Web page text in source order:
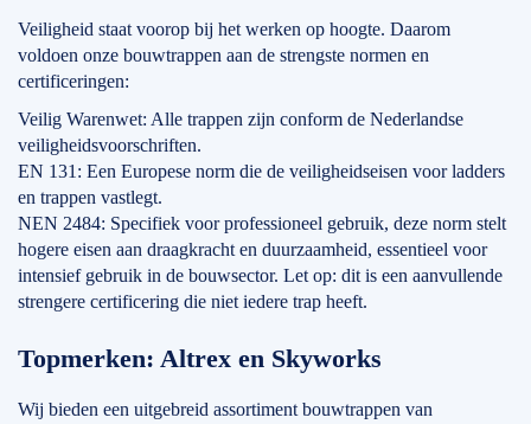
Veiligheid staat voorop bij het werken op hoogte. Daarom
voldoen onze bouwtrappen aan de strengste normen en
certificeringen:
Veilig Warenwet: Alle trappen zijn conform de Nederlandse
veiligheidsvoorschriften.
EN 131: Een Europese norm die de veiligheidseisen voor ladders
en trappen vastlegt.
NEN 2484: Specifiek voor professioneel gebruik, deze norm stelt
hogere eisen aan draagkracht en duurzaamheid, essentieel voor
intensief gebruik in de bouwsector. Let op: dit is een aanvullende
strengere certificering die niet iedere trap heeft.
Topmerken: Altrex en Skyworks
Wij bieden een uitgebreid assortiment bouwtrappen van